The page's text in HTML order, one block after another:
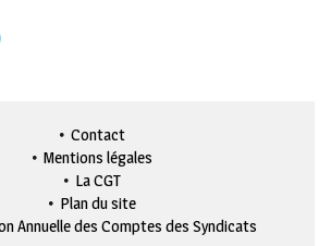
Contact
Mentions légales
La CGT
Plan du site
Annuelle des Comptes des Syndicats